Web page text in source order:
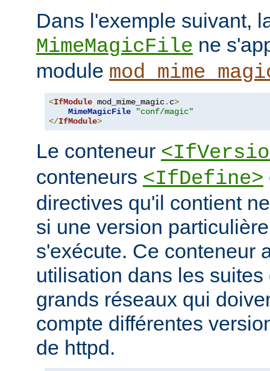
Dans l'exemple suivant,
MimeMagicFile ne
module
<IfModule mod_mime_magic. c>
MimeMagicFile
"conf/magic"
</IfModule>
Le conteneur
conteneurs <IfDefine>
directives qu'il contient
si une version
s'exécute. Ce conteneur
utilisation dans les
grands réseaux qui
compte différentes
de httpd.